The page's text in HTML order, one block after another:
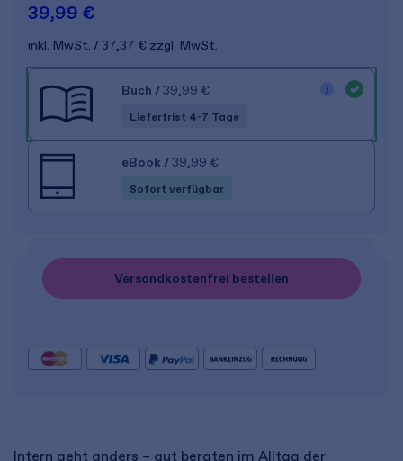
Intern geht anders – gut beraten im Alltag der
39,99 €
inkl. MwSt. 37,37 € zzgl. MwSt.
Buch / 39,99 €
Lieferfrist 4-7 Tage
eBook / 39,99 €
Sofort verfügbar
Versandkostenfrei bestellen